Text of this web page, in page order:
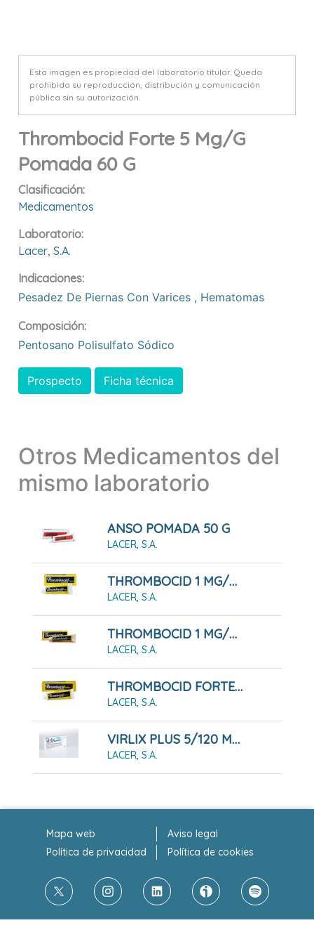
Esta imagen es propiedad del laboratorio titular. Queda
prohibida su reproducción, distribución y comunicación
pública sin su autorización.
Thrombocid Forte 5 Mg/g
Pomada 60 G
Clasificación:
Medicamentos
Laboratorio:
Lacer, S.a.
Indicaciones:
Pesadez De Piernas Con Varices , Hematomas
Composición:
Pentosano Polisulfato Sódico
Prospecto Ficha técnica
Otros Medicamentos del
mismo laboratorio
ANSO POMADA 50 G
LACER, S.A.
THROMBOCID 1 MG/G POMADA 30 G
LACER, S.A.
THROMBOCID 1 MG/G POMADA 60 G
LACER, S.A.
THROMBOCID FORTE 5 MG/G POMADA 100 G
LACER, S.A.
VIRLIX PLUS 5/120 MG 14 COMPRIMIDOS LIBERACION PROLONGADA
LACER, S.A.
Mapa web
Aviso legal
Política de privacidad
Política de cookies